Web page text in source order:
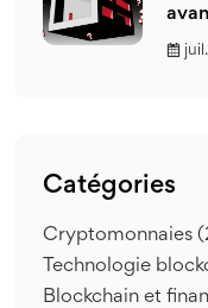
Catégories
Cryptomonnaies
Technologie
Blockchain et